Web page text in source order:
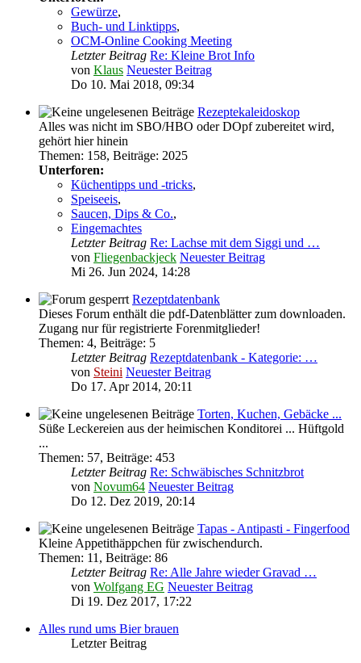
Gewürze,
Buch- und Linktipps,
OCM-Online Cooking Meeting
Letzter Beitrag Re: Kleine Brot Info
von Klaus Neuester Beitrag
Do 10. Mai 2018, 09:34
Rezeptekaleidoskop
Alles was nicht im SBO/HBO oder DOpf zubereitet wird,
gehört hier hinein
Themen: 158, Beiträge: 2025
Unterforen:
Küchentipps und -tricks,
Speiseeis,
Saucen, Dips & Co.,
Eingemachtes
Letzter Beitrag Re: Lachse mit dem Siggi und …
von Fliegenbackjeck Neuester Beitrag
Mi 26. Jun 2024, 14:28
Rezeptdatenbank
Dieses Forum enthält die pdf-Datenblätter zum downloaden.
Zugang nur für registrierte Forenmitglieder!
Themen: 4, Beiträge: 5
Letzter Beitrag Rezeptdatenbank - Kategorie: …
von Steini Neuester Beitrag
Do 17. Apr 2014, 20:11
Torten, Kuchen, Gebäcke ...
Süße Leckereien aus der heimischen Konditorei ... Hüftgold
...
Themen: 57, Beiträge: 453
Letzter Beitrag Re: Schwäbisches Schnitzbrot
von Novum64 Neuester Beitrag
Do 12. Dez 2019, 20:14
Tapas - Antipasti - Fingerfood
Kleine Appetithäppchen für zwischendurch.
Themen: 11 , Beiträge: 86
Letzter Beitrag Re: Alle Jahre wieder Gravad …
von Wolfgang EG Neuester Beitrag
Di 19. Dez 2017, 17:22
Alles rund ums Bier brauen
Letzter Beitrag